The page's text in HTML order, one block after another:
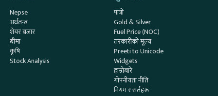
Nepse
अर्थतन्त्र
शेयर बजार
बीमा
कृषि
Stock Analysis
पात्रो
Gold & Silver
Fuel Price (NOC)
तरकारीको मूल्य
Preeti to Unicode
Widgets
हाम्रोबारे
गोपनीयता नीति
नियम र सर्तहरू